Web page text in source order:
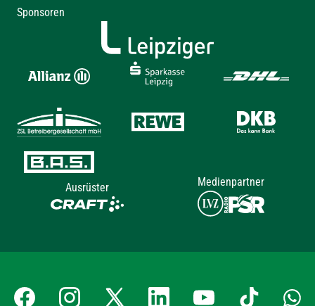
Sponsoren
Ausrüster Medienpartner